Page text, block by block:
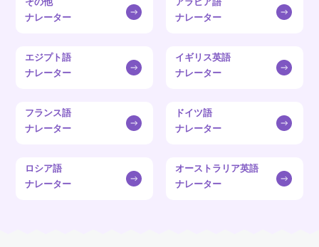
ナレーター
ナレーター
エジプト語
ナレーター
イギリス英語
ナレーター
フランス語
ナレーター
ドイツ語
ナレーター
ロシア語
ナレーター
オーストラリア英語
ナレーター